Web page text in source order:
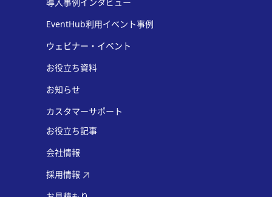
EventHub利用イベント事例
ウェビナー・イベント
お役立ち資料
お知らせ
カスタマーサポート
お役立ち記事
会社情報
採用情報